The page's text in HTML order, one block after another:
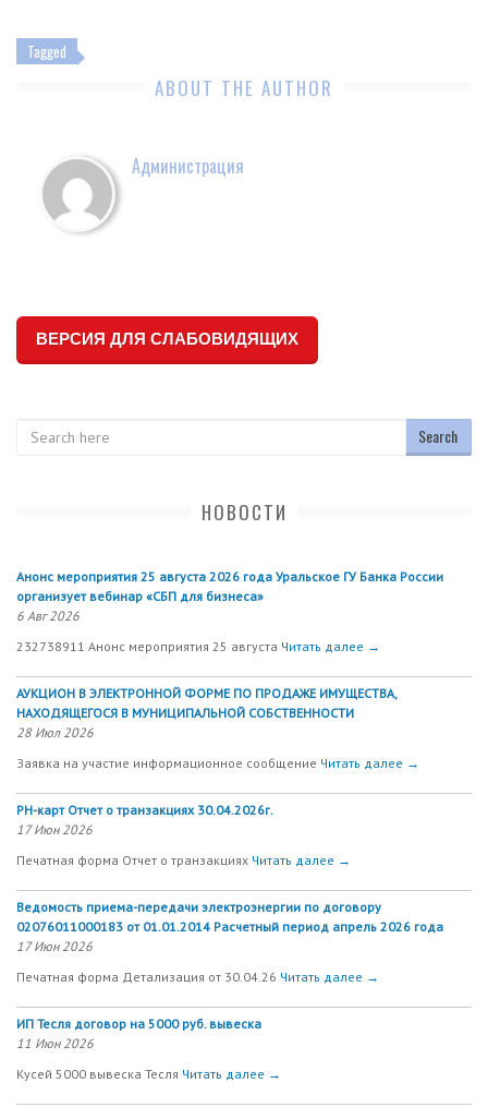
Tagged
ABOUT THE AUTHOR
Администрация
ВЕРСИЯ ДЛЯ СЛАБОВИДЯЩИХ
НОВОСТИ
Анонс мероприятия 25 августа 2026 года Уральское ГУ Банка России
организует вебинар «СБП для бизнеса»
6 Авг 2026
232738911 Анонс мероприятия 25 августа Читать далее →
АУКЦИОН В ЭЛЕКТРОННОЙ ФОРМЕ ПО ПРОДАЖЕ ИМУЩЕСТВА,
НАХОДЯЩЕГОСЯ В МУНИЦИПАЛЬНОЙ СОБСТВЕННОСТИ
28 Июл 2026
Заявка на участие информационное сообщение Читать далее →
РН-карт Отчет о транзакциях 30.04.2026г.
17 Июн 2026
Печатная форма Отчет о транзакциях Читать далее →
Ведомость приема-передачи электроэнергии по договору
02076011000183 от 01.01.2014 Расчетный период апрель 2026 года
17 Июн 2026
Печатная форма Детализация от 30.04.26 Читать далее →
ИП Тесля договор на 5000 руб. вывеска
11 Июн 2026
Кусей 5000 вывеска Тесля Читать далее →